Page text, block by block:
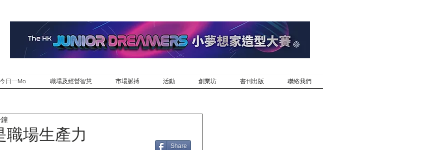
今日一Mo 職場及經營智慧 市場脈搏 活動 創業坊 書刊出版 聯絡我們
職場生產力
Share